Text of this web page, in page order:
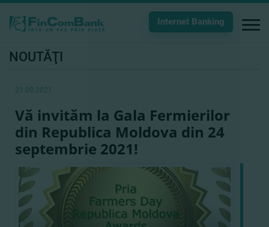
Internet Banking
NOUTĂŢI
21.09.2021
Vă invităm la Gala Fermierilor
din Republica Moldova din 24
septembrie 2021!